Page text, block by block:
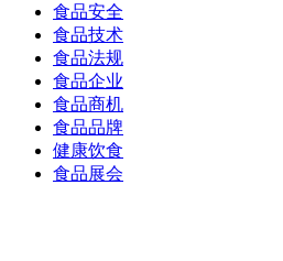
食品安全
食品技术
食品法规
食品企业
食品商机
食品品牌
健康饮食
食品展会